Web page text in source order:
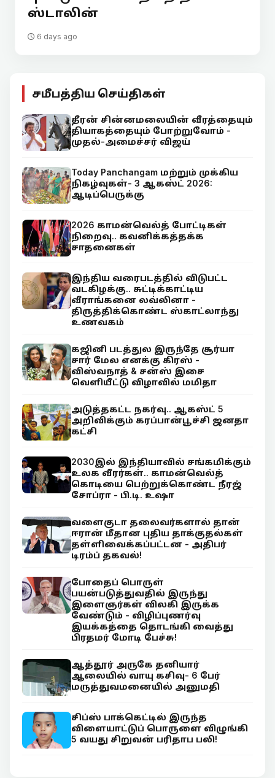
ஸ்டாலின்
6 days ago
சமீபத்திய செய்திகள்
தீரன் சின்னமலையின் வீரத்தையும்
தியாகத்தையும் போற்றுவோம் -
முதல்-அமைச்சர் விஜய்
Today Panchangam மற்றும் முக்கிய
நிகழ்வுகள்- 3 ஆகஸ்ட் 2026:
ஆடிப்பெருக்கு
2026 காமன்வெல்த் போட்டிகள்
நிறைவு.. கவனிக்கத்தக்க
சாதனைகள்
இந்திய வரைபடத்தில் விடுபட்ட
வடகிழக்கு.. சுட்டிக்காட்டிய
வீராங்கனை லவ்லினா -
திருத்திக்கொண்ட ஸ்காட்லாந்து
உணவகம்
கஜினி படத்துல இருந்தே சூர்யா
சார் மேல எனக்கு கிரஸ் -
விஸ்வநாத் & சன்ஸ் இசை
வெளியீட்டு விழாவில் மமிதா
அடுத்தகட்ட நகர்வு.. ஆகஸ்ட் 5
அறிவிக்கும் கரப்பான்பூச்சி ஜனதா
கட்சி
2030இல் இந்தியாவில் சங்கமிக்கும்
உலக வீரர்கள்.. காமன்வெல்த்
கொடியை பெற்றுக்கொண்ட நீரஜ்
சோப்ரா - பி.டி. உஷா
வளைகுடா தலைவர்களால் தான்
ஈரான் மீதான புதிய தாக்குதல்கள்
தள்ளிவைக்கப்பட்டன - அதிபர்
டிரம்ப் தகவல்!
போதைப் பொருள்
பயன்படுத்துவதில் இருந்து
இளைஞர்கள் விலகி இருக்க
வேண்டும் - விழிப்புணர்வு
இயக்கத்தை தொடங்கி வைத்து
பிரதமர் மோடி பேச்சு!
ஆத்தூர் அருகே தனியார்
ஆலையில் வாயு கசிவு- 6 பேர்
மருத்துவமனையில் அனுமதி
சிப்ஸ் பாக்கெட்டில் இருந்த
விளையாட்டுப் பொருளை விழுங்கி
5 வயது சிறுவன் பரிதாப பலி!